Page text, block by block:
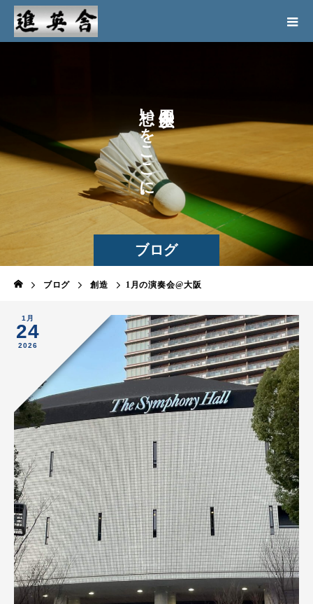
ブログ
の
い
を
こ
こ
に
。
ブログ 創造 1月の演奏会@大阪
1月
24
2026